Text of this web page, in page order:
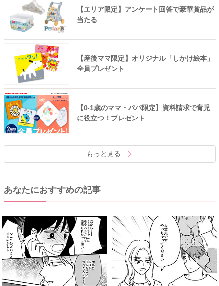
【エリア限定】アンケート回答で豪華賞品が
当たる
【産後ママ限定】オリジナル「しかけ絵本」
全員プレゼント
【0-1歳のママ・パパ限定】資料請求で育児
に役立つ！プレゼント
もっと見る
あなたにおすすめの記事